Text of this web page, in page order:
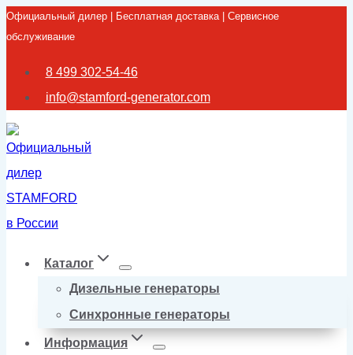
Перейти
к
содержимому
Официальный дилер | Бесплатная доставка | Сервисное
обслуживание
8 499 302-54-46
info@stamford-generator.com
Каталог
Дизельные генераторы
Синхронные генераторы
Информация